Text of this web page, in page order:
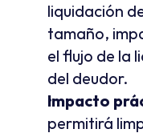
liquidación
tamaño,
el flujo de la
del deudor.
Impacto